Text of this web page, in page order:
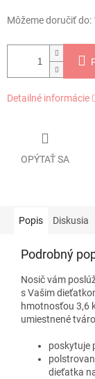
Môžeme doručiť do:
Detailné informácie
OPÝTAŤ SA
Popis Diskusia
Podrobný
Nosič vám
s Vašim
hmotnosťou 3,6
umiestnené
poskytuje
dieťatka